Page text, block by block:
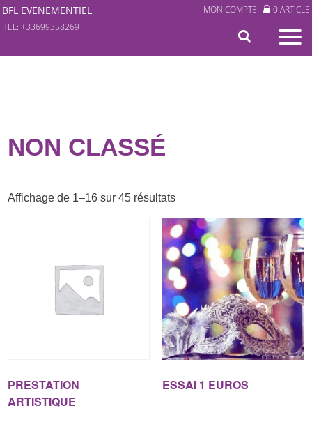
BFL EVENEMENTIEL
TÉL: +33699358269
MON COMPTE 0 ARTICLE
NON CLASSÉ
Affichage de 1–16 sur 45 résultatsTrié
plus
récent
au
plus
ancien
PRESTATION
ARTISTIQUE
ESSAI 1 EUROS